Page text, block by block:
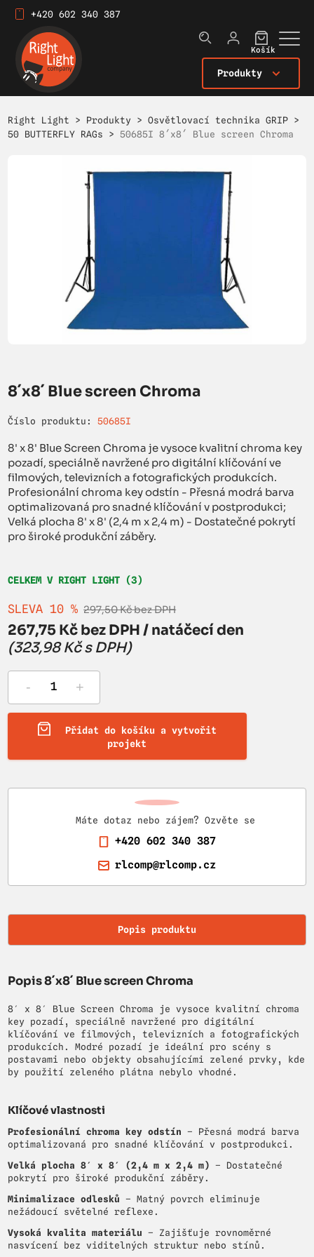
+420 602 340 387
Produkty
Košík
Right Light > Produkty >Osvětlovací technika GRIP >
50 BUTTERFLY RAGs >50685I 8´x8´ Blue screen Chroma
8´x8´ Blue screen Chroma
Číslo produktu: 50685I
8' x 8' Blue Screen Chroma je vysoce kvalitní chroma key
pozadí, speciálně navržené pro digitální klíčování ve
filmových, televizních a fotografických produkcích.
Profesionální chroma key odstín - Přesná modrá barva
optimalizovaná pro snadné klíčování v postprodukci;
Velká plocha 8' x 8' (2,4 m x 2,4 m) - Dostatečné pokrytí
pro široké produkční záběry.
CELKEM V RIGHT LIGHT (3)
SLEVA 10 % 297,50 Kč bez DPH
267,75 Kč bez DPH / natáčecí den
(323,98 Kč s DPH)
- +
Přidat do košíku a vytvořit
projekt
Máte dotaz nebo zájem? Ozvěte se
+420 602 340 387
rlcomp@rlcomp.cz
Popis produktu
Popis 8´x8´ Blue screen Chroma
8′ x 8′ Blue Screen Chroma je vysoce kvalitní chroma
key pozadí, speciálně navržené pro digitální
klíčování ve filmových, televizních a fotografických
produkcích. Modré pozadí je ideální pro scény s
postavami nebo objekty obsahujícími zelené prvky, kde
by použití zeleného plátna nebylo vhodné.
Klíčové vlastnosti
Profesionální chroma key odstín – Přesná modrá barva
optimalizovaná pro snadné klíčování v postprodukci.
Velká plocha 8′ x 8′ (2,4 m x 2,4 m) – Dostatečné
pokrytí pro široké produkční záběry.
Minimalizace odlesků – Matný povrch eliminuje
nežádoucí světelné reflexe.
Vysoká kvalita materiálu – Zajišťuje rovnoměrné
nasvícení bez viditelných struktur nebo stínů.